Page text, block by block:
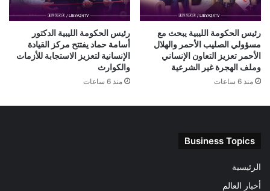
رئيس الحكومة الليبية يبحث مع
مسؤولي الصليب الأحمر والهلال
الأحمر تعزيز التعاون الإنساني
وملف الهجرة غير الشرعية
منذ 6 ساعات
رئيس الحكومة الليبية الدكتور
أسامة حماد يفتتح مركز القيادة
الإنسانية لتعزيز الاستجابة للأزمات
والكوارث
منذ 6 ساعات
Business Topics
الرئيسية
أخبار العالم